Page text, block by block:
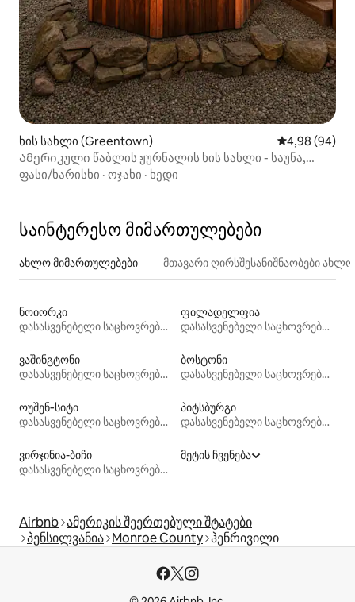
ხის სახლი (Greentown) საშუალო
4,98 (94)
Ამერიკული წაბლის ჟურნალის ხის სახლი - საუნა,
ჰიდრომასაჟიანი აუზი, სპორტდარბაზი
ფასი/ხარისხი · ოჯახი · ხედი
საინტერესო მიმართულებები
ახლო მიმართულებები მთავარი ღირსშესანიშნაობები
ნოიორკი
დასასვენებელი საცხოვრებლები
ფილადელფია
დასასვენებელი საცხოვრებლები
ვაშინგტონი
დასასვენებელი საცხოვრებლები
ბოსტონი
დასასვენებელი საცხოვრებლები
ოუშენ‑სიტი
დასასვენებელი საცხოვრებლები
პიტსბურგი
დასასვენებელი საცხოვრებლები
ვირჯინია-ბიჩი
დასასვენებელი საცხოვრებლები
მეტის ჩვენება
Airbnb ამერიკის შეერთებული შტატები
პენსილვანია Monroe County ჰენრივილი